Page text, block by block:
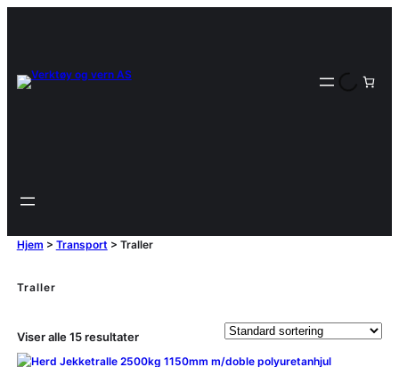
Hjem > Transport > Traller
Traller
Viser alle 15 resultater